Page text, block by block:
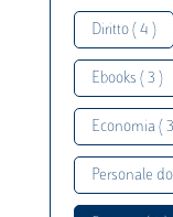
Diritto ( 4 )
Ebooks ( 3 )
Economia (
Personale